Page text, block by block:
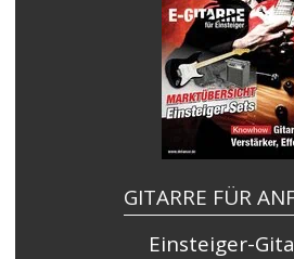
GITARRE FÜR
Einsteiger-